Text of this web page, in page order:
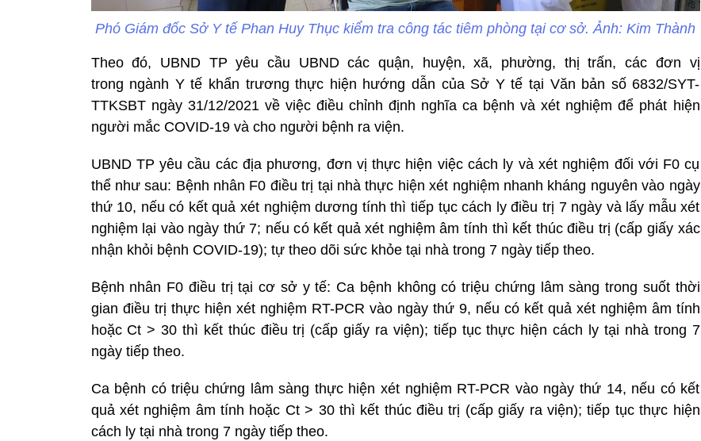
Phó Giám đốc Sở Y tế Phan Huy Thục kiểm tra công tác tiêm phòng tại cơ sở. Ảnh: Kim Thành
Theo đó, UBND TP yêu cầu UBND các quận, huyện, xã, phường, thị trấn, các đơn vị
trong ngành Y tế khẩn trương thực hiện hướng dẫn của Sở Y tế tại Văn bản số 6832/SYT-
TTKSBT ngày 31/12/2021 về việc điều chỉnh định nghĩa ca bệnh và xét nghiệm để phát hiện
người mắc COVID-19 và cho người bệnh ra viện.
UBND TP yêu cầu các địa phương, đơn vị thực hiện việc cách ly và xét nghiệm đối với F0 cụ
thể như sau: Bệnh nhân F0 điều trị tại nhà thực hiện xét nghiệm nhanh kháng nguyên vào ngày
thứ 10, nếu có kết quả xét nghiệm dương tính thì tiếp tục cách ly điều trị 7 ngày và lấy mẫu xét
nghiệm lại vào ngày thứ 7; nếu có kết quả xét nghiệm âm tính thì kết thúc điều trị (cấp giấy xác
nhận khỏi bệnh COVID-19); tự theo dõi sức khỏe tại nhà trong 7 ngày tiếp theo.
Bệnh nhân F0 điều trị tại cơ sở y tế: Ca bệnh không có triệu chứng lâm sàng trong suốt thời
gian điều trị thực hiện xét nghiệm RT-PCR vào ngày thứ 9, nếu có kết quả xét nghiệm âm tính
hoặc Ct > 30 thì kết thúc điều trị (cấp giấy ra viện); tiếp tục thực hiện cách ly tại nhà trong 7
ngày tiếp theo.
Ca bệnh có triệu chứng lâm sàng thực hiện xét nghiệm RT-PCR vào ngày thứ 14, nếu có kết
quả xét nghiệm âm tính hoặc Ct > 30 thì kết thúc điều trị (cấp giấy ra viện); tiếp tục thực hiện
cách ly tại nhà trong 7 ngày tiếp theo.